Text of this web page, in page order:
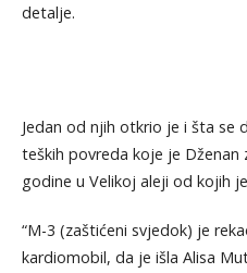
detalje.
Jedan od njih otkrio je i šta se
teških povreda koje je Dženan
godine u Velikoj aleji od kojih
“M-3 (zaštićeni svjedok) je
kardiomobil, da je išla Alisa